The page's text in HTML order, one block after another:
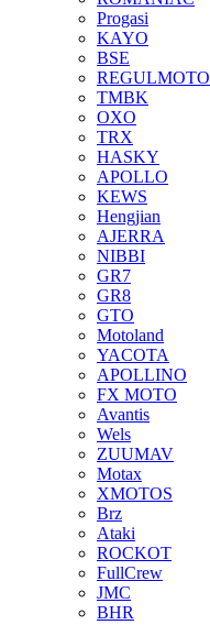
Progasi
KAYO
BSE
REGULMOTO
TMBK
OXO
TRX
HASKY
APOLLO
KEWS
Hengjian
AJERRA
NIBBI
GR7
GR8
GTO
Motoland
YACOTA
APOLLINO
FX MOTO
Avantis
Wels
ZUUMAV
Motax
XMOTOS
Brz
Ataki
ROCKOT
FullCrew
JMC
BHR